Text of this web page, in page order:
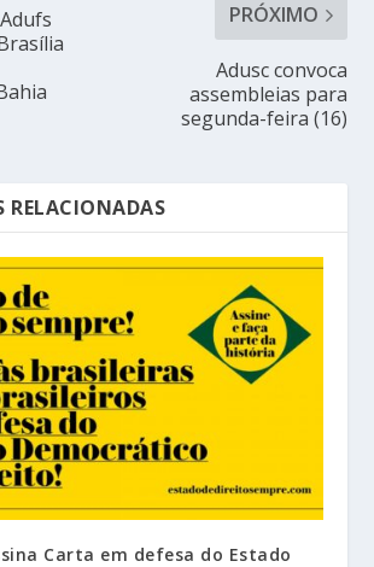
PRÓXIMO
Adusc convoca
assembleias para
segunda-feira (16)
RELACIONADAS
Carta em defesa do Estado